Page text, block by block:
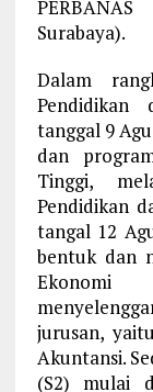
Surabaya).
Dalam
Pendidikan
tanggal 9
dan
Tinggi,
Pendidikan
tangal 12
bentuk dan
Ekonomi
jurusan,
Akuntansi.
(S2) mulai